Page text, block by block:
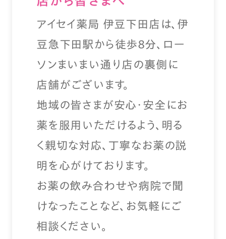
アイセイ薬局 伊豆下田店は、伊
豆急下田駅から徒歩８分、ロー
ソンまいまい通り店の裏側に
店舗がございます。
地域の皆さまが安心・安全にお
薬を服用いただけるよう、明る
く親切な対応、丁寧なお薬の説
明を心がけております。
お薬の飲み合わせや病院で聞
けなったことなど、お気軽にご
相談ください。